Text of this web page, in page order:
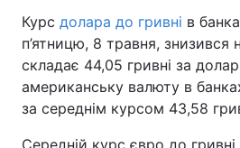
Тема оформлення
Курс долара до гривні в
п’ятницю, 8 травня, знизився
складає 44,05 гривні за
американську валюту в
за середнім курсом 43,58
Середній курс євро до гривні